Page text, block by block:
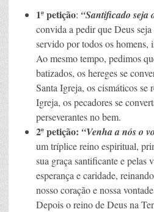
1ª petição: “Santificado seja
convida a pedir que Deus
servido por todos os homens,
Ao mesmo tempo, pedimos
batizados, os hereges se
Santa Igreja, os cismáticos se
Igreja, os pecadores se
perseverantes no bem.
2ª petição: “Venha a nós o
um tríplice reino espiritual,
sua graça santificante e pelas
esperança e caridade,
nosso coração e nossa
Depois o reino de Deus na